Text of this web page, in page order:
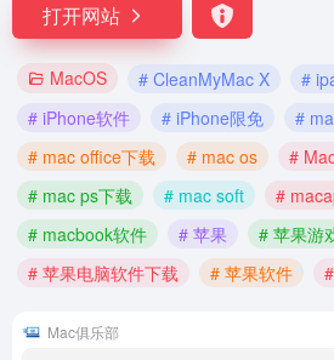
打开网站
MacOS # CleanMyMac X #
# iPhone软件
# iPhone限免 #
# mac office下载
# mac os #
# mac ps下载
# mac soft #
# macbook软件
# 苹果
# 苹果游
# 苹果电脑软件下载
# 苹果软件
Mac俱乐部